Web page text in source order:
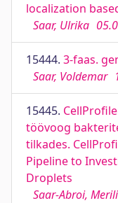
localization
Saar, Ulrika
15444. 3-faas.
Saar, Voldemar
15445.
töövoog
tilkades.
Pipeline to
Droplets
Saar-Abroi, Merili